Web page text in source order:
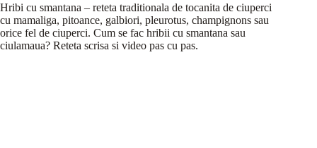
Hribi cu smantana – reteta traditionala de tocanita de ciuperci
cu mamaliga, pitoance, galbiori, pleurotus, champignons sau
orice fel de ciuperci. Cum se fac hribii cu smantana sau
ciulamaua? Reteta scrisa si video pas cu pas.